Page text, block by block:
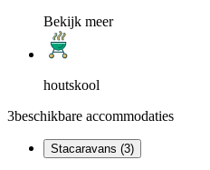
Bekijk meer
houtskool
3beschikbare accommodaties
Stacaravans (3)